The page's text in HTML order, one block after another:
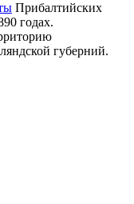
Прибалтийских
годах.
губерний.